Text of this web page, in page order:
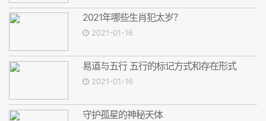
2021年哪些生肖犯太岁？
2021-01-16
易道与五行 五行的标记方式和存在形式
2021-01-16
守护孤星的神秘天体